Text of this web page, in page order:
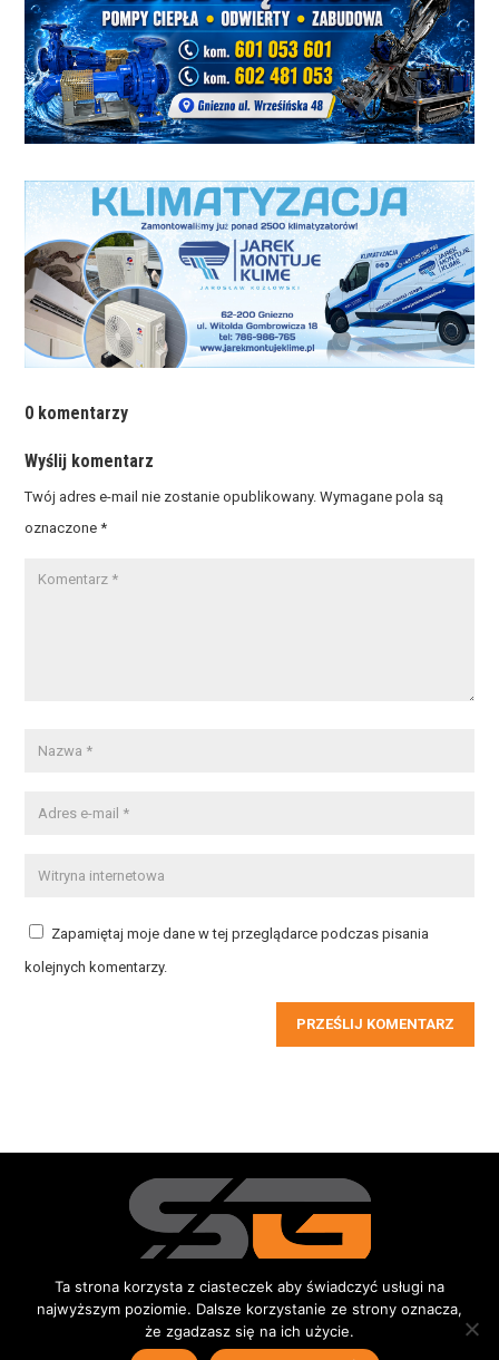
0 komentarzy
Wyślij komentarz
Twój adres e-mail nie zostanie opublikowany. Wymagane pola są
oznaczone*
Zapamiętaj moje dane w tej przeglądarce podczas pisania
kolejnych komentarzy.
PRZEŚLIJ KOMENTARZ
Redakcja Kontakt Reklama Do pobrania
Ta strona korzysta z ciasteczek aby świadczyć usługi na
najwyższym poziomie. Dalsze korzystanie ze strony oznacza,
że zgadzasz się na ich użycie.